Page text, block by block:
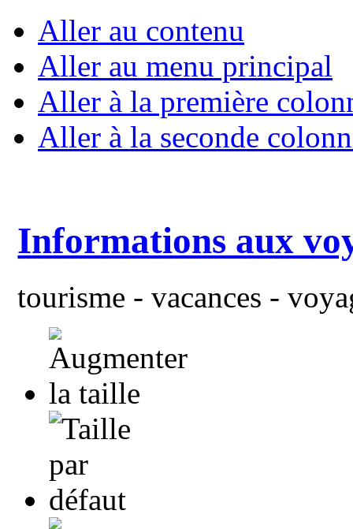
Aller au contenu
Aller au menu principal
Aller à la première
Aller à la seconde
Informations aux
tourisme - vacances -